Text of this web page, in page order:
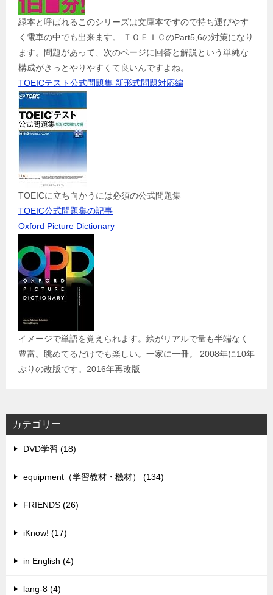
緑本と呼ばれるこのシリーズは文庫本ですので持ち運びやす
く電車の中でも出来ます。 ＴＯＥＩＣのPart5,6の対策になり
ます。問題があって、次のページに回答と解説という単純な
構成がきっとやりやすくて良いんですよね。
TOEICテスト公式問題集 新形式問題対応編
TOEICに立ち向かうには必須の公式問題集
TOEIC公式問題集の記事
Oxford Picture Dictionary
イメージで単語を覚えられます。絵がリアルで量も半端なく
豊富。眺めてるだけでも楽しい。一家に一冊。 2008年に10年
ぶりの改版です。2016年再改版
カテゴリー
DVD学習 (18)
equipment（学習教材・機材） (134)
FRIENDS (26)
iKnow! (17)
in English (4)
lang-8 (4)